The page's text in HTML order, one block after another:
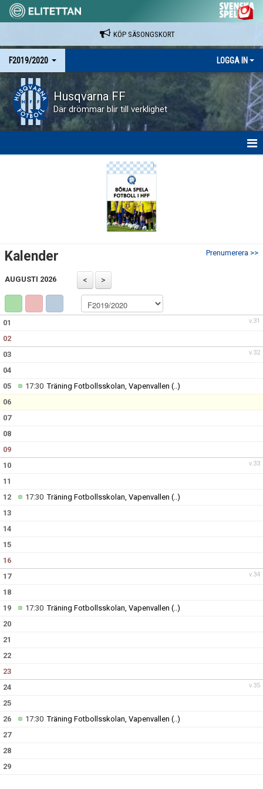
KÖP SÄSONGSKORT
F2019/2020 LOGGA IN
Husqvarna FF
Där drömmar blir till verklighet
BILDGALLERI
DOKUMENT
KONTAKT
Prenumerera >>
Kalender
AUGUSTI 2026
v.31
01
02
v.32
03
04
05
17:30Träning Fotbollsskolan, Vapenvallen (..)
06
07
08
09
v.33
10
11
12
17:30Träning Fotbollsskolan, Vapenvallen (..)
13
14
15
16
v.34
17
18
19
17:30Träning Fotbollsskolan, Vapenvallen (..)
20
21
22
23
v.35
24
25
26
17:30Träning Fotbollsskolan, Vapenvallen (..)
27
28
29